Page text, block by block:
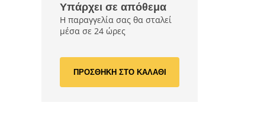
Υπάρχει σε απόθεμα
Η παραγγελία σας θα σταλεί
μέσα σε 24 ώρες
ΠΡΟΣΘΗΚΗ ΣΤΟ ΚΑΛΑΘΙ